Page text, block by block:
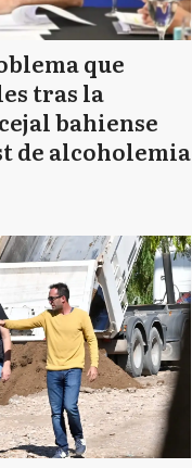
que
tras la
bahiense
de alcoholemia